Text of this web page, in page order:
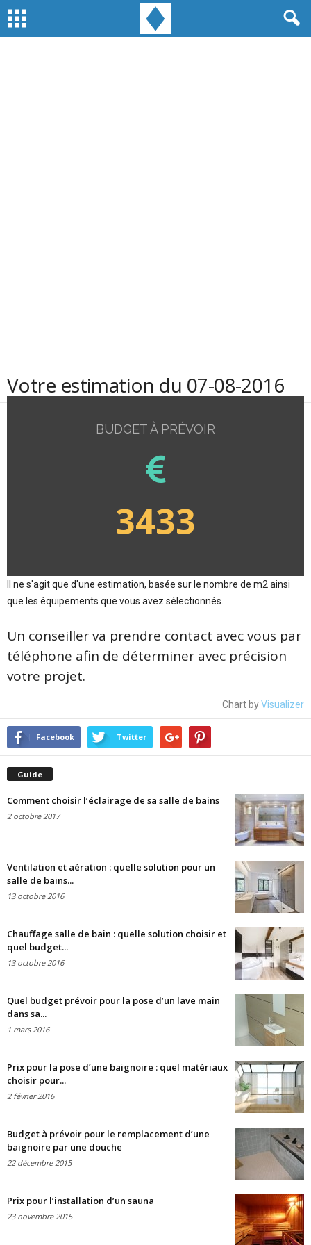
Votre estimation du 07-08-2016
BUDGET À PRÉVOIR
3433
Il ne s'agit que d'une estimation, basée sur le nombre de m2 ainsi
que les équipements que vous avez sélectionnés.
Un conseiller va prendre contact avec vous par
téléphone afin de déterminer avec précision
votre projet.
Chart byVisualizer
Facebook Twitter
Guide
Comment choisir l’éclairage de sa salle de bains
2 octobre 2017
Ventilation et aération : quelle solution pour un
salle de bains...
13 octobre 2016
Chauffage salle de bain : quelle solution choisir et
quel budget...
13 octobre 2016
Quel budget prévoir pour la pose d’un lave main
dans sa...
1 mars 2016
Prix pour la pose d’une baignoire : quel matériaux
choisir pour...
2 février 2016
Budget à prévoir pour le remplacement d’une
baignoire par une douche
22 décembre 2015
Prix pour l’installation d’un sauna
23 novembre 2015